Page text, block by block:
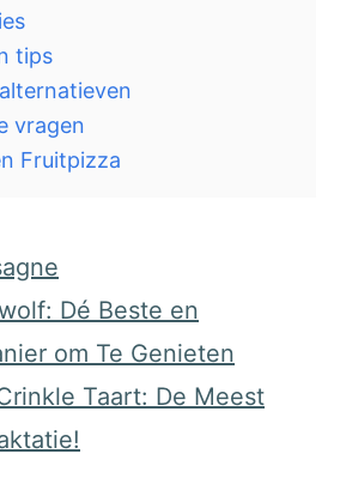
tips
vragen
Fruitpizza
Dé Beste en
om Te Genieten
Taart: De Meest